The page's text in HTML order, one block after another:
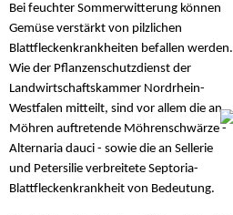
Bei feuchter Sommerwitterung können
Gemüse verstärkt von pilzlichen
Blattfleckenkrankheiten befallen werden.
Wie der Pflanzenschutzdienst der
Landwirtschaftskammer Nordrhein-
Westfalen mitteilt, sind vor allem die an
Möhren auftretende Möhrenschwärze -
Alternaria dauci - sowie die an Sellerie
und Petersilie verbreitete Septoria-
Blattfleckenkrankheit von Bedeutung.